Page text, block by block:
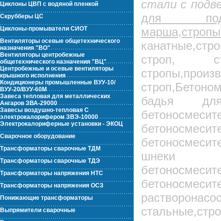
Циклоны ЦВП с водяной пленкой
Скрубберы ЦС
Циклоны-промыватели СИОТ
Вентиляторы осевые общетехнического
назначения "ВО"
Вентиляторы центробежные
общетехнического назначения "ВЦ"
Центробежные и осевые вентиляторы
крышного исполнения
Кондиционеры промышленные ВУУ-10/
ВУУ-20/ВУУ-60М
Завеса тепловая для металлических
Ангаров ЗВА-29000
Завесы воздушно-тепловая С
электрокалорифером ЗВЭ-10000
Электрокалориферные установки - ЭКОЦ
Сварочное оборудование
Трансформаторы сварочные ТДМ
Трансформаторы сварочные ТДЭ
Трансформаторы напряжения НТС
Трансформаторы напряжения ОСЗ
Понижающие трансформаторы
Выпрямители сварочные
стали с
для
строп,
бадья
шнеки